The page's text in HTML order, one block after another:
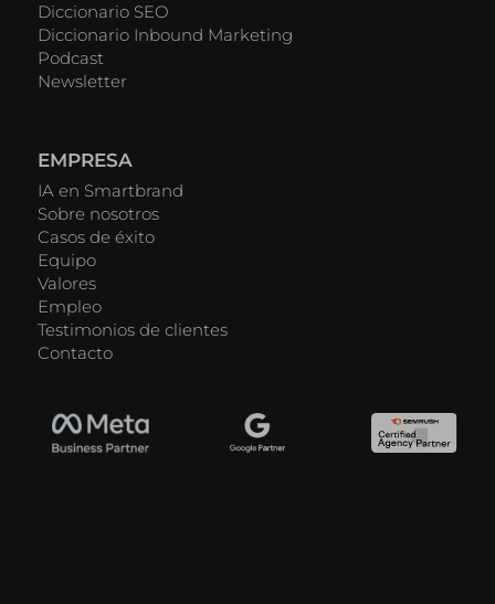
Diccionario SEO
Diccionario Inbound Marketing
Podcast
Newsletter
EMPRESA
IA en Smartbrand
Sobre nosotros
Casos de éxito
Equipo
Valores
Empleo
Testimonios de clientes
Contacto